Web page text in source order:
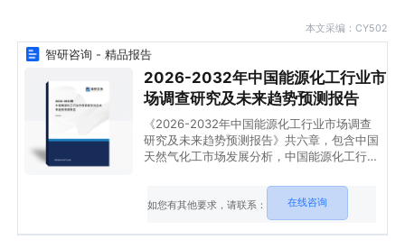
本文采编：CY502
智研咨询 - 精品报告
2026-2032年中国能源化工行业市
场调查研究及未来趋势预测报告
《2026-2032年中国能源化工行业市场调查
研究及未来趋势预测报告》共六章，包含中国
天然气化工市场发展分析，中国能源化工行业
如您有其他要求，请联系： 在线咨询